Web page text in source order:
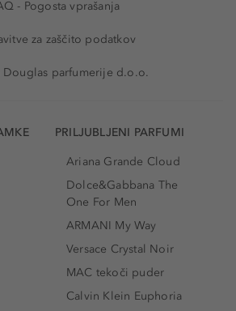
- Pogosta vprašanja
za zaščito podatkov
parfumerije d.o.o.
PRILJUBLJENI PARFUMI
Ariana Grande Cloud
Dolce&Gabbana The
One For Men
ARMANI My Way
Versace Crystal Noir
MAC tekoči puder
Calvin Klein Euphoria